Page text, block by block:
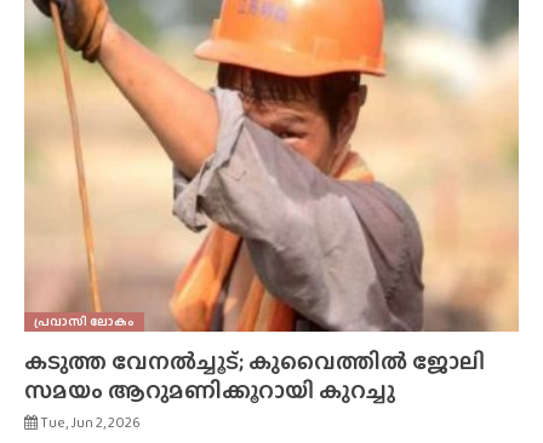
പ്രവാസി ലോകം
കടുത്ത വേനൽച്ചൂട്; കുവൈത്തിൽ ജോലി
സമയം ആറുമണിക്കൂറായി കുറച്ചു
Tue, Jun 2, 2026